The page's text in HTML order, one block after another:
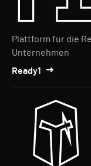
Plattform für die
Unternehmen
Ready1